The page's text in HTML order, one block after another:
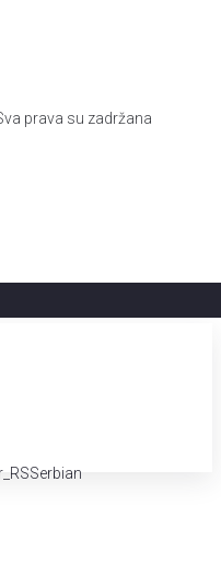
prava su zadržana
Serbian